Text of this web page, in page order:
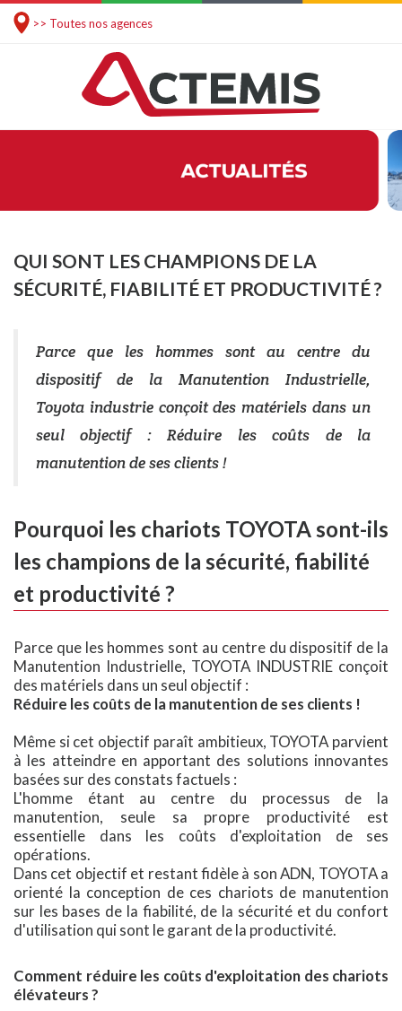
>> Toutes nos agences
QUI SONT LES CHAMPIONS DE LA
SÉCURITÉ, FIABILITÉ ET PRODUCTIVITÉ ?
Parce que les hommes sont au centre du
dispositif de la Manutention Industrielle,
Toyota industrie conçoit des matériels dans un
seul objectif : Réduire les coûts de la
manutention de ses clients !
Pourquoi les chariots TOYOTA sont-ils
les champions de la sécurité, fiabilité
et productivité ?
Parce que les hommes sont au centre du dispositif de la
Manutention Industrielle, TOYOTA INDUSTRIE conçoit
des matériels dans un seul objectif :
Réduire les coûts de la manutention de ses clients !
Même si cet objectif paraît ambitieux, TOYOTA parvient
à les atteindre en apportant des solutions innovantes
basées sur des constats factuels :
L'homme étant au centre du processus de la
manutention, seule sa propre productivité est
essentielle dans les coûts d'exploitation de ses
opérations.
Dans cet objectif et restant fidèle à son ADN, TOYOTA a
orienté la conception de ces chariots de manutention
sur les bases de la fiabilité, de la sécurité et du confort
d'utilisation qui sont le garant de la productivité.
Comment réduire les coûts d'exploitation des chariots
élévateurs ?